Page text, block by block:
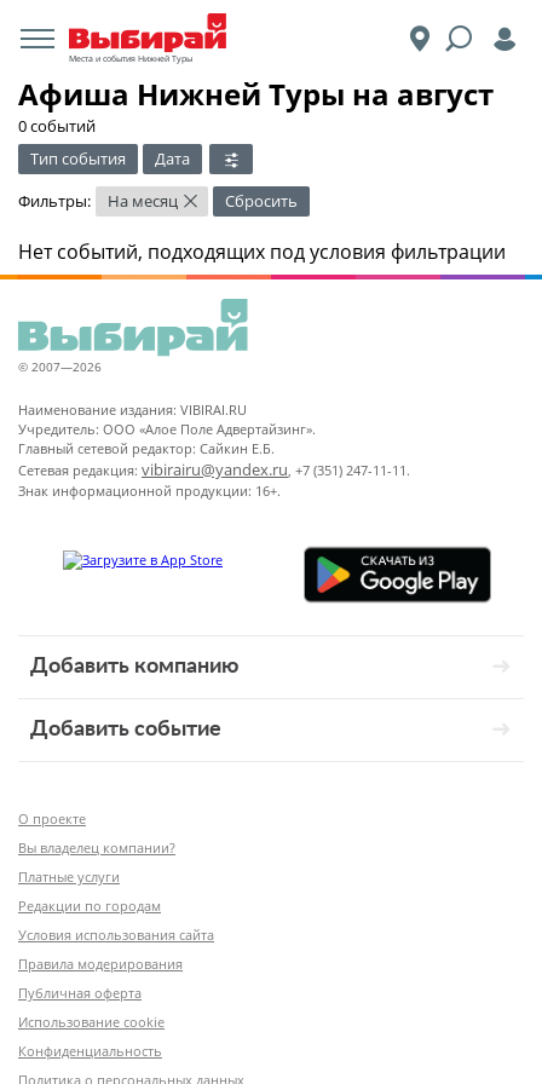
Места и события Нижней Туры
Афиша Нижней Туры на август
0 событий
Тип события
Дата
Фильтры:
На месяц × Сбросить
Нет событий, подходящих под условия фильтрации
© 2007—2026
Наименование издания: VIBIRAI.RU
Учредитель: ООО «Алое Поле Адвертайзинг».
Главный сетевой редактор: Сайкин Е.Б.
Сетевая редакция: vibirairu@yandex.ru, +7 (351) 247-11-11.
Знак информационной продукции: 16+.
Добавить компанию
Добавить событие
О проекте
Вы владелец компании?
Платные услуги
Редакции по городам
Условия использования сайта
Правила модерирования
Публичная оферта
Использование cookie
Конфиденциальность
Политика о персональных данных